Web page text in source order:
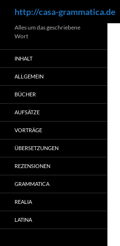
Zum
Inhalt
springen
http://casa-grammatica.de
Alles um das geschriebene
Wort
INHALT
ALLGEMEIN
BÜCHER
AUFSÄTZE
VORTRÄGE
ÜBERSETZUNGEN
REZENSIONEN
GRAMMATICA
REALIA
LATINA